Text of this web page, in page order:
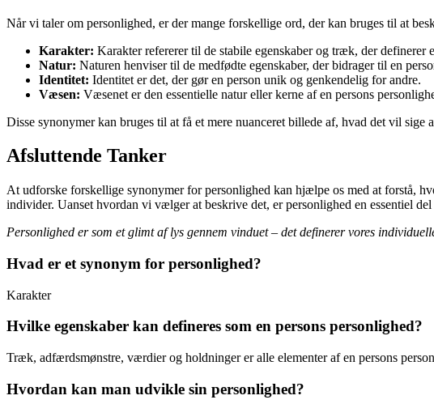
Når vi taler om personlighed, er der mange forskellige ord, der kan bruges til at
Karakter: Karakter refererer til de stabile egenskaber og træk, der
Natur: Naturen henviser til de medfødte egenskaber, der bidrager til en
Identitet: Identitet er det, der gør en person unik og genkendelig for andre.
Væsen: Væsenet er den essentielle natur eller kerne af en persons
Disse synonymer kan bruges til at få et mere nuanceret billede af, hvad det vil
Afsluttende Tanker
At udforske forskellige synonymer for personlighed kan hjælpe os med at forstå,
individer. Uanset hvordan vi vælger at beskrive det, er personlighed en essentiel
Personlighed er som et glimt af lys gennem vinduet – det definerer vores
Hvad er et synonym for personlighed?
Karakter
Hvilke egenskaber kan defineres som en persons personlighed?
Træk, adfærdsmønstre, værdier og holdninger er alle elementer af en persons
Hvordan kan man udvikle sin personlighed?